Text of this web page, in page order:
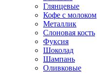
Глянцевые
Кофе с молоком
Металлик
Слоновая кость
Фуксия
Шоколад
Шампань
Оливковые